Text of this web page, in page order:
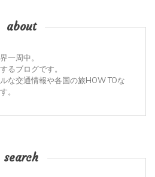
about
一周中。
るブログです。
な交通情報や各国の旅HOW TOな
。
search